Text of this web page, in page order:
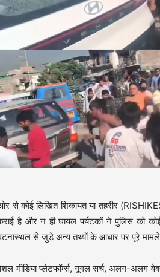
से कोई लिखित शिकायत या तहरीर
है और न ही घायल पर्यटकों ने पुलिस को
घटनास्थल से जुड़े अन्य तथ्यों के आधार पर पूरे
मीडिया प्लेटफॉर्म्स, गूगल सर्च, अलग-अलग